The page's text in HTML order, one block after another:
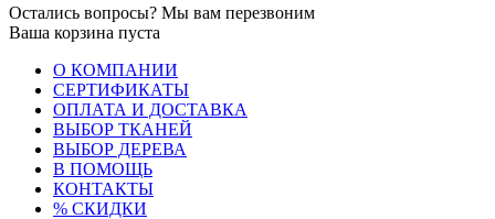
Остались вопросы? Мы вам перезвоним
Ваша корзина пуста
О КОМПАНИИ
СЕРТИФИКАТЫ
ОПЛАТА И ДОСТАВКА
ВЫБОР ТКАНЕЙ
ВЫБОР ДЕРЕВА
В ПОМОЩЬ
КОНТАКТЫ
% СКИДКИ